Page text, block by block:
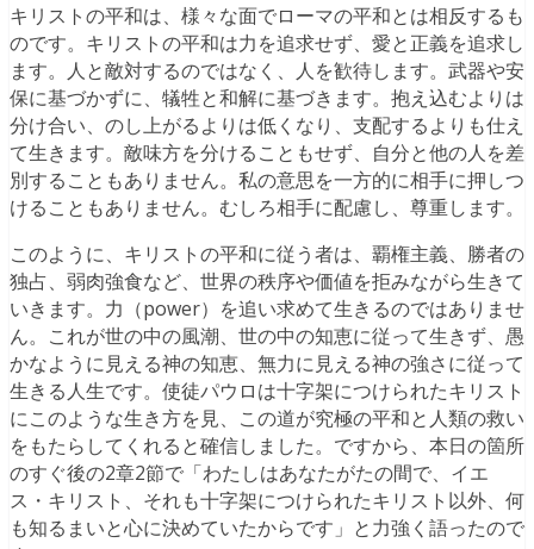
キリストの平和は、様々な面でローマの平和とは相反するも
のです。キリストの平和は力を追求せず、愛と正義を追求し
ます。人と敵対するのではなく、人を歓待します。武器や安
保に基づかずに、犠牲と和解に基づきます。抱え込むよりは
分け合い、のし上がるよりは低くなり、支配するよりも仕え
て生きます。敵味方を分けることもせず、自分と他の人を差
別することもありません。私の意思を一方的に相手に押しつ
けることもありません。むしろ相手に配慮し、尊重します。
このように、キリストの平和に従う者は、覇権主義、勝者の
独占、弱肉強食など、世界の秩序や価値を拒みながら生きて
いきます。力（power）を追い求めて生きるのではありませ
ん。これが世の中の風潮、世の中の知恵に従って生きず、愚
かなように見える神の知恵、無力に見える神の強さに従って
生きる人生です。使徒パウロは十字架につけられたキリスト
にこのような生き方を見、この道が究極の平和と人類の救い
をもたらしてくれると確信しました。ですから、本日の箇所
のすぐ後の2章2節で「わたしはあなたがたの間で、イエ
ス・キリスト、それも十字架につけられたキリスト以外、何
も知るまいと心に決めていたからです」と力強く語ったので